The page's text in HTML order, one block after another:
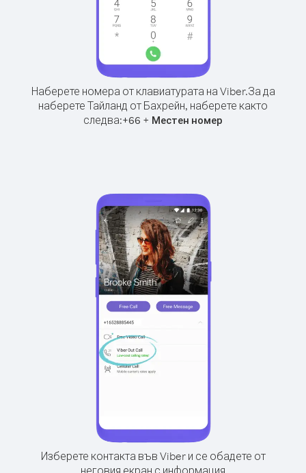
Наберете номера от клавиатурата на Viber.За да
наберете Тайланд от Бахрейн, наберете както
следва:+66 + Местен номер
Изберете контакта във Viber и се обадете от
неговия екран с информация